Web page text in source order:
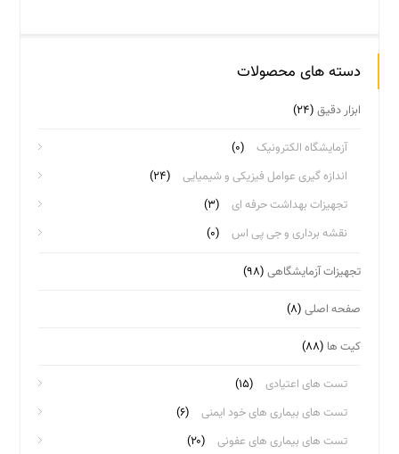
دسته های محصولات
ابزار دقیق (۲۴)
آزمایشگاه الکترونیک
(۰)
اندازه گیری عوامل فیزیکی و شیمیایی
(۲۴)
تجهیزات بهداشت حرفه ای
(۳)
نقشه برداری و جی پی اس
(۰)
تجهیزات آزمایشگاهی (۹۸)
صفحه اصلی (۸)
کیت ها (۸۸)
تست های اعتیادی
(۱۵)
تست های بیماری های خود ایمنی
(۶)
تست های بیماری های عفونی
(۲۰)